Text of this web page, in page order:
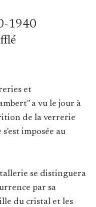
1940
et
a vu le jour à
de la verrerie
imposée au
se distinguera
par sa
du cristal et les